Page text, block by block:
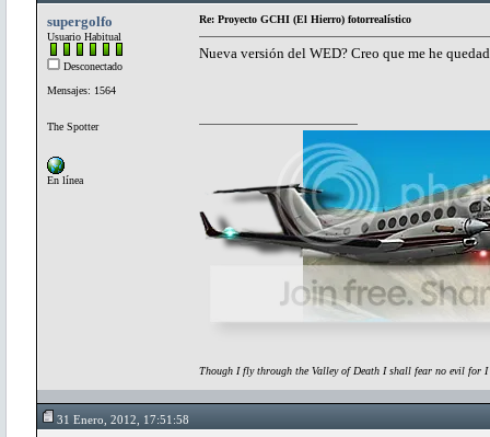
supergolfo
Usuario Habitual
Desconectado
Mensajes: 1564
The Spotter
En línea
Re: Proyecto GCHI (El Hierro) fotorrealístico
Nueva versión del WED? Creo que me he
Though I fly through the Valley of Death I shall fear no evil for
31 Enero, 2012, 17:51:58